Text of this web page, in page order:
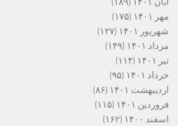
مهر ۱۴۰۱
(۱۷۵)
شهریور ۱۴۰۱
(۱۲۷)
مرداد ۱۴۰۱
(۱۴۹)
تیر ۱۴۰۱
(۱۱۴)
خرداد ۱۴۰۱
(۹۵)
اردیبهشت ۱۴۰۱
(۸۶)
فروردین ۱۴۰۱
(۱۱۵)
اسفند ۱۴۰۰
(۱۶۲)